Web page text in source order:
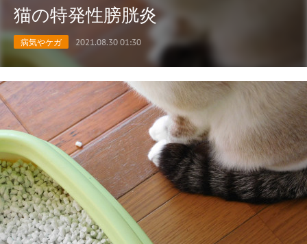
猫の特発性膀胱炎
病気やケガ 2021.08.30 01:30